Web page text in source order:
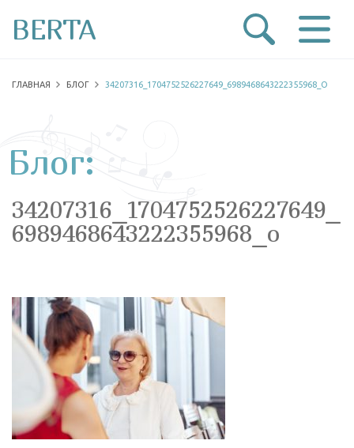
BERTA
ГЛАВНАЯ БЛОГ 34207316_1704752526227649_6989468643222355968_O
Блог:
34207316_1704752526227649_
6989468643222355968_o